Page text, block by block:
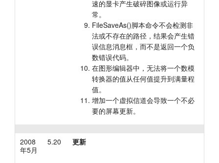
速的显卡产生破碎图像或运行异
常。
FileSaveAs()脚本命令不会检测非
法或不存在的路径，结果会产生错
误信息消息框，而不是返回一个负
数错误代码。
在图形编辑器中，无法将一个数模
转换器的值从任何值提升到满量程
值。
增加一个虚拟信道会导致一个不必
要的屏幕更新。
2008
年5月
5.20 更新